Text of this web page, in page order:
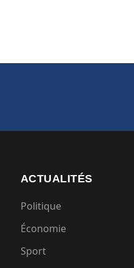
ACTUALITÉS
Politique
Économie
Sport